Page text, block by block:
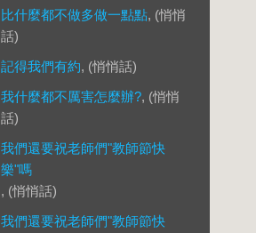
比什麼都不做多做一點點, (悄悄
話)
記得我們有約, (悄悄話)
我什麼都不厲害怎麼辦?, (悄悄
話)
我們還要祝老師們"教師節快
樂"嗎
, (悄悄話)
我們還要祝老師們"教師節快